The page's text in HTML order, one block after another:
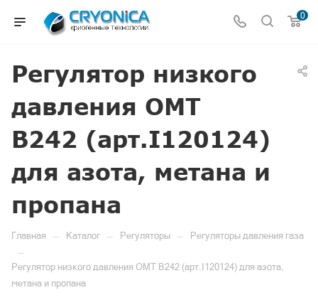
0
Регулятор низкого
давления OMT
B242 (арт.I120124)
для азота, метана и
пропана
Главная — Каталог — Регуляторы — Регуляторы давления газа
—
Регулятор низкого давления OMT B242 (арт.I120124) для азота,
метана и пропана